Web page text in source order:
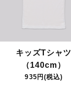
キッズTシャツ
（140cm）
935円(税込)